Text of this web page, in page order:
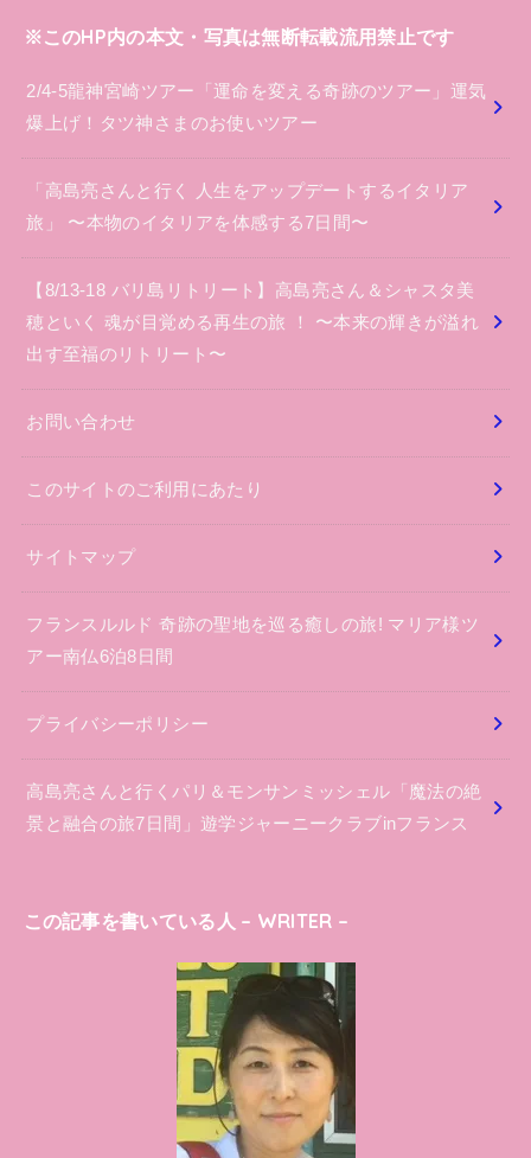
※このHP内の本文・写真は無断転載流用禁止です
2/4-5龍神宮崎ツアー「運命を変える奇跡のツアー」運気
爆上げ！タツ神さまのお使いツアー
「高島亮さんと行く 人生をアップデートするイタリア
旅」 〜本物のイタリアを体感する7日間〜
【8/13-18 バリ島リトリート】高島亮さん＆シャスタ美
穂といく 魂が目覚める再生の旅 ！ 〜本来の輝きが溢れ
出す至福のリトリート〜
お問い合わせ
このサイトのご利用にあたり
サイトマップ
フランスルルド 奇跡の聖地を巡る癒しの旅! マリア様ツ
アー南仏6泊8日間
プライバシーポリシー
高島亮さんと行くパリ＆モンサンミッシェル「魔法の絶
景と融合の旅7日間」遊学ジャーニークラブinフランス
この記事を書いている人 – WRITER –